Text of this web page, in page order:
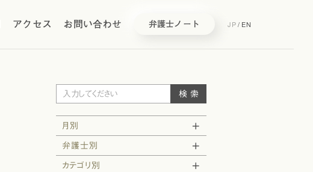
アクセス お問い合わせ 弁護士ノート JP/ EN
月別
弁護士別
カテゴリ別